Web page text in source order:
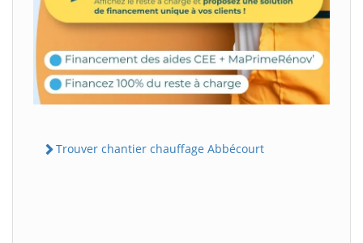
Trouver chantier chauffage Abbécourt